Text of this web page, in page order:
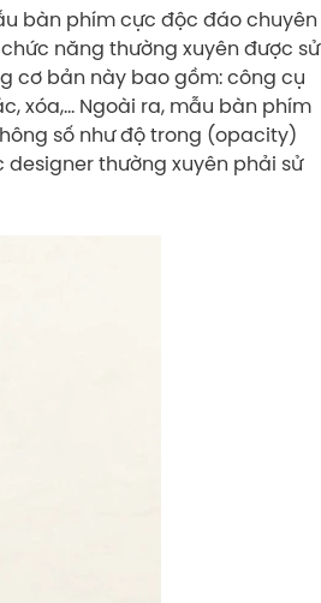
bàn phím cực độc đáo chuyên
năng thường xuyên được sử
cơ bản này bao gồm: công cụ
xóa,… Ngoài ra, mẫu bàn phím
số như độ trong (opacity)
thường xuyên phải sử